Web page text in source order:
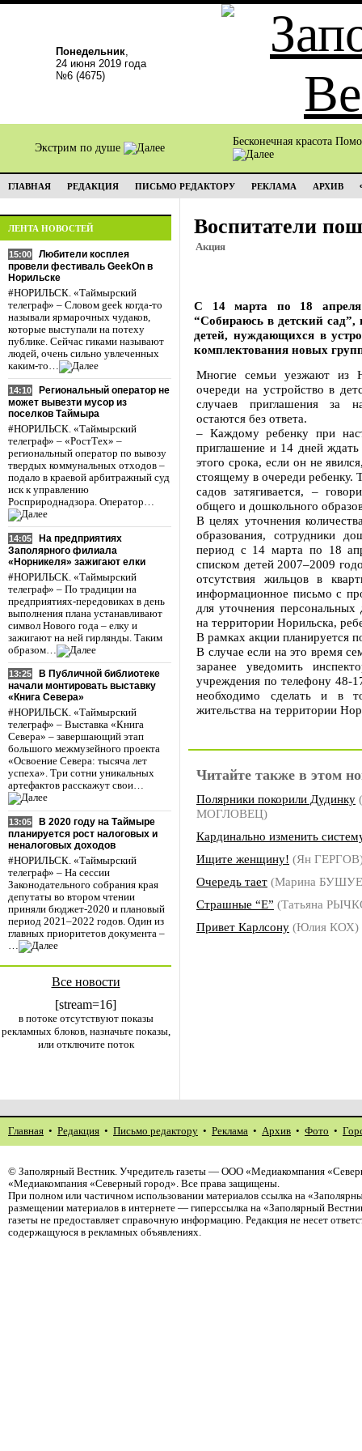
Понедельник,
24 июня 2019 года
№6 (4675)
Экстрим по душе
Бесконечная красота
ГЛАВНАЯ РЕДАКЦИЯ ПИСЬМО РЕДАКТОРУ РЕКЛАМА АРХИВ
ЛЕНТА НОВОСТЕЙ
15:00
Любители косплея
провели фестиваль GeekOn в
Норильске
#НОРИЛЬСК. «Таймырский
телеграф» – Словом geek когда-то
называли ярмарочных чудаков,
которые выступали на потеху
публике. Сейчас гиками называют
людей, очень сильно увлеченных
каким-то…
14:10
Региональный оператор не
может вывезти мусор из
поселков Таймыра
#НОРИЛЬСК. «Таймырский
телеграф» – «РостТех» –
региональный оператор по вывозу
твердых коммунальных отходов –
подало в краевой арбитражный суд
иск к управлению
Росприроднадзора. Оператор…
14:05
На предприятиях
Заполярного филиала
«Норникеля» зажигают елки
#НОРИЛЬСК. «Таймырский
телеграф» – По традиции на
предприятиях-передовиках в день
выполнения плана устанавливают
символ Нового года – елку и
зажигают на ней гирлянды. Таким
образом…
13:25
В Публичной библиотеке
начали монтировать выставку
«Книга Севера»
#НОРИЛЬСК. «Таймырский
телеграф» – Выставка «Книга
Севера» – завершающий этап
большого межмузейного проекта
«Освоение Севера: тысяча лет
успеха». Три сотни уникальных
артефактов расскажут свои…
13:05
В 2020 году на Таймыре
планируется рост налоговых и
неналоговых доходов
#НОРИЛЬСК. «Таймырский
телеграф» – На сессии
Законодательного собрания края
депутаты во втором чтении
приняли бюджет-2020 и плановый
период 2021–2022 годов. Один из
главных приоритетов документа –
…
Все новости
[stream=16]
в потоке отсутствуют показы
рекламных блоков, назначьте показы,
или отключите поток
Воспитатели
Акция
С 14 марта по 18 апреля
“Собираюсь в детский сад”,
детей, нуждающихся в
комплектования новых
Многие семьи уезжают из
очереди на устройство в
случаев приглашения за
остаются без ответа.
– Каждому ребенку при
приглашение и 14 дней ждать
этого срока, если он не
стоящему в очереди ребенку.
садов затягивается, –
общего и дошкольного
В целях уточнения
образования, сотрудники
период с 14 марта по 18
списком детей 2007–2009
отсутствия жильцов в
информационное письмо с
для уточнения
на территории Норильска,
В рамках акции планируется
В случае если на это время
заранее уведомить
учреждения по телефону 48-
необходимо сделать и в
жительства на территории
Читайте также в этом
Полярники покорили Дудинку
МОГЛОВЕЦ)
Кардинально изменить
Ищите женщину! (Ян
Очередь тает (Марина
Страшные “Е” (Татьяна
Привет Карлсону (Юлия КОХ)
Главная • Редакция • Письмо редактору • Реклама • Архив • Фото •
© Заполярный Вестник. Учредитель газеты — ООО «Медиакомпания
«Медиакомпания «Северный город». Все права защищены.
При полном или частичном использовании материалов ссылка на
размещении материалов в интернете — гиперссылка на «Заполярный
газеты не предоставляет справочную информацию. Редакция не несет
содержащуюся в рекламных объявлениях.